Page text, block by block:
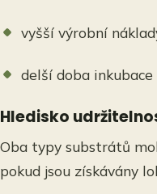
vyšší výrobní
delší doba inkubace
Hledisko
Oba typy substrátů
pokud jsou získávány